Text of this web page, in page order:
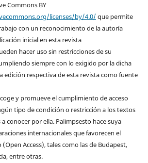
Commons BY
licenses/by/4.0/ que permite
con un reconocimiento de la autoría
inicial en esta revista
hacer uso sin restricciones de su
siempre con lo exigido por la dicha
edición respectiva de esta revista como fuente
y promueve el cumplimiento de acceso
tipo de condición o restricción a los textos
conocer por ella. Palimpsesto hace suya
internacionales que favorecen el
(Open Access), tales como las de Budapest,
entre otras.